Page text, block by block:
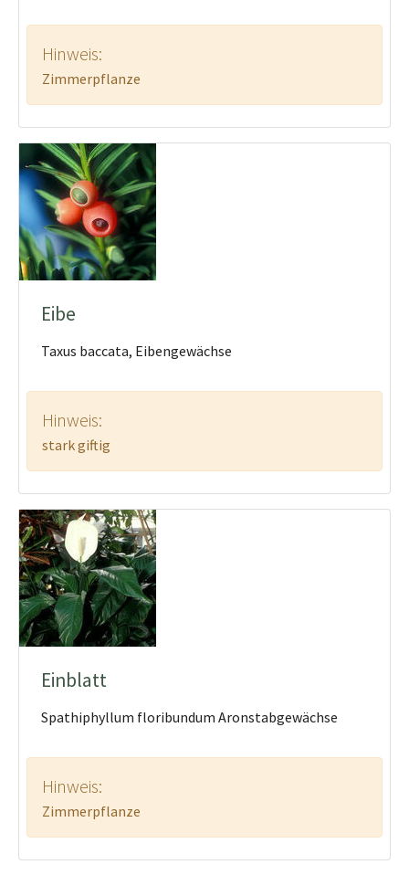
Hinweis:
Zimmerpflanze
Eibe
Taxus baccata, Eibengewächse
Hinweis:
stark giftig
Einblatt
Spathiphyllum floribundum Aronstabgewächse
Hinweis:
Zimmerpflanze